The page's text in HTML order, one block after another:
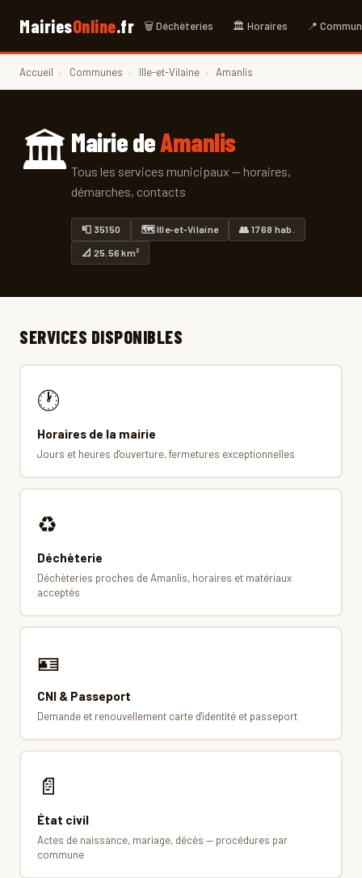
MairiesOnline.fr 🗑 Déchèteries 🏛 Horaires 📍
Accueil › Communes › Ille-et-Vilaine › Amanlis
🏛Mairie deAmanlis
Tous les services municipaux — horaires,
démarches, contacts
📮 35150 🗺 Ille-et-Vilaine 👥 1 768 hab.
📐 25.56 km²
SERVICES DISPONIBLES
🕐
Horaires de la mairie
Jours et heures d'ouverture, fermetures exceptionnelles
♻️
Déchèterie
Déchèteries proches de Amanlis, horaires et matériaux
acceptés
🪪
CNI & Passeport
Demande et renouvellement carte d'identité et passeport
📄
État civil
Actes de naissance, mariage, décès — procédures par
commune